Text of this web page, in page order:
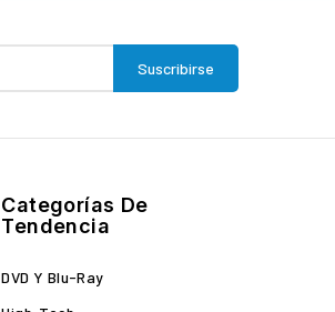
Categorías De
Tendencia
DVD Y Blu-Ray